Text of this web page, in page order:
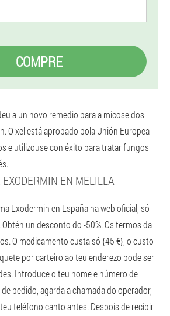
COMPRE
a un novo remedio para a micose dos
O xel está aprobado pola Unión Europea
e utilizouse con éxito para tratar fungos
EXODERMIN EN MELILLA
Exodermin en España na web oficial, só
un desconto do -50%. Os termos da
O medicamento custa só {45 €}, o custo
por carteiro ao teu enderezo pode ser
Introduce o teu nome e número de
pedido, agarda a chamada do operador,
teléfono canto antes. Despois de recibir